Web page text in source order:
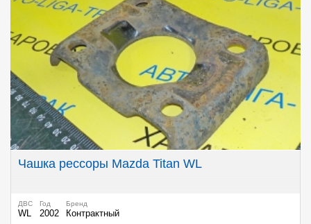
Чашка рессоры Mazda Titan WL
ДВС
WL
Год
2002
Бренд
Контрактный